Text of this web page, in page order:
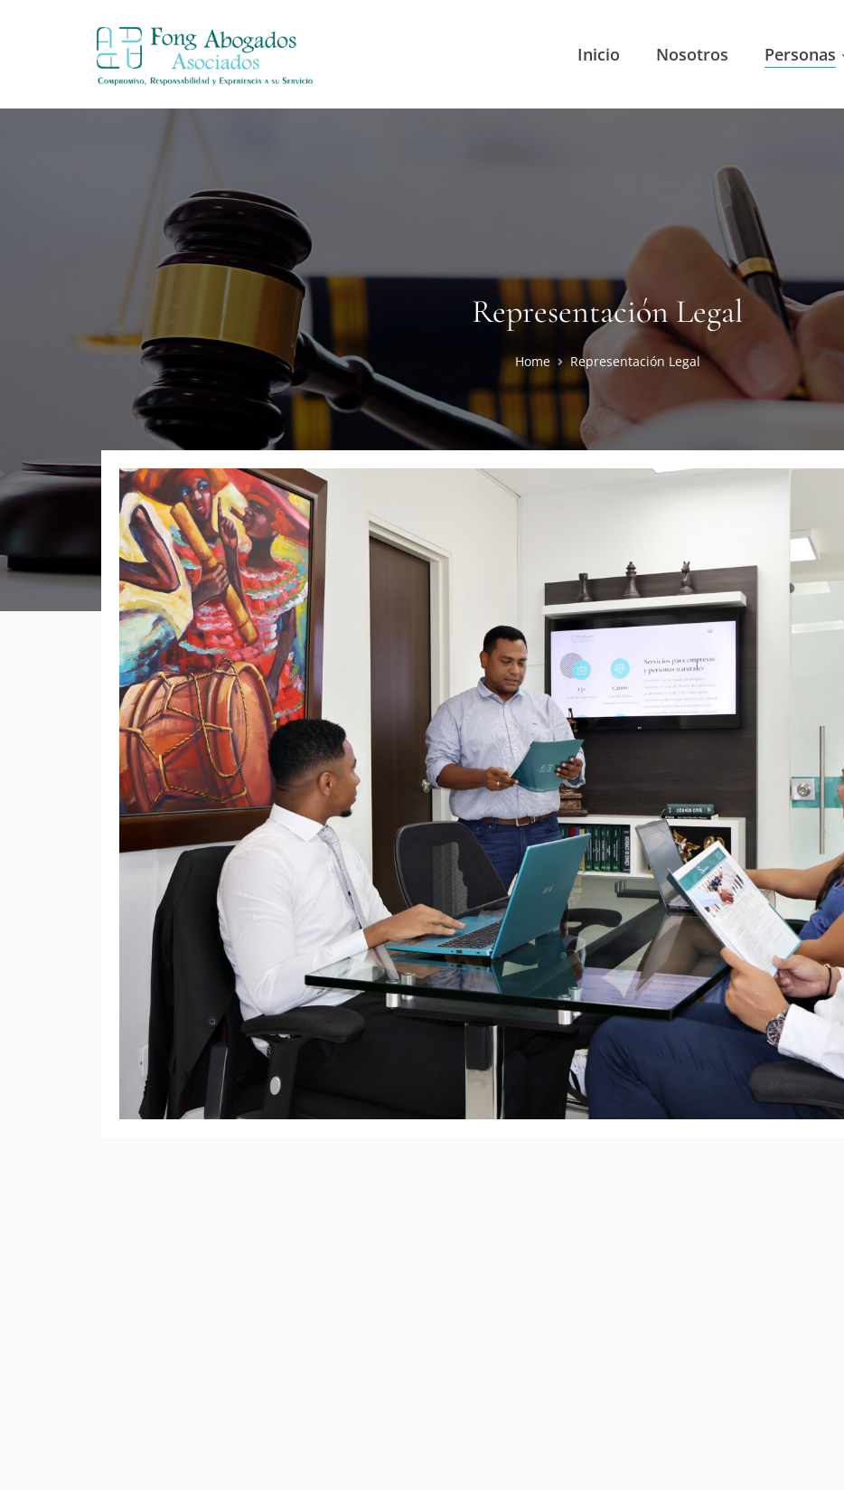
Inicio Nosotros Personas
Representación Legal
Home Representación Legal